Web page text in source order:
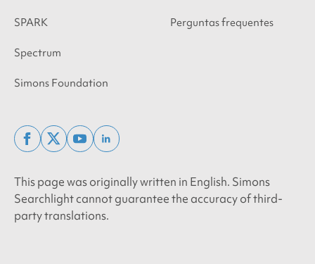
SPARK
Spectrum
Simons Foundation
Perguntas frequentes
facebook
x
youtubelinkedin
This page was originally written in English. Simons
Searchlight cannot guarantee the accuracy of third-
party translations.